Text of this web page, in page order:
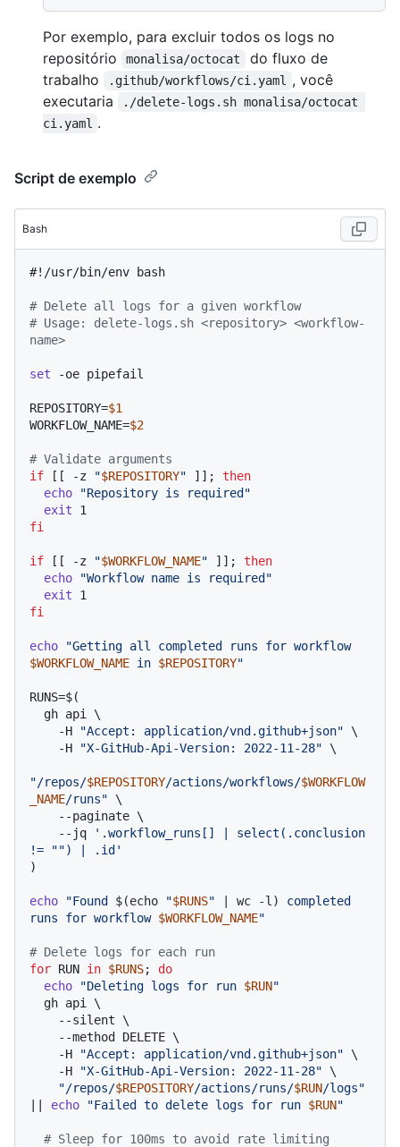
Por exemplo, para excluir todos os logs no
repositório
monalisa/octocat
do fluxo de
trabalho
.github/workflows/ci.yaml
, você
executaria
./delete-logs.sh monalisa/octocat
ci.yaml .
Script de exemplo
Bash
#!/usr/bin/env bash
# Delete all logs for a given workflow
# Usage: delete-logs.sh <repository> <workflow-
name>
set -oe pipefail
REPOSITORY=$1
WORKFLOW_NAME=$2
# Validate arguments
if [[ -z "$REPOSITORY" ]]; then
echo
"Repository is required"
exit
fi
if [[ -z "$WORKFLOW_NAME" ]]; then
echo
"Workflow name is required"
exit
fi
echo
"Getting all completed runs for workflow
$WORKFLOW_NAME in $REPOSITORY"
RUNS=$(
    -H
"Accept: application/vnd.github+json" \
    -H
"X-GitHub-Api-Version: 2022-11-28" \
"/repos/$REPOSITORY/actions/workflows/$WORKFLOW
_NAME/runs" \
    --jq
'.workflow_runs[] | select(.conclusion
!= "") | .id'
)
echo "Found $(echo "$RUNS" | wc -l)
completed
runs for workflow $WORKFLOW_NAME"
# Delete logs for each run
for RUN in $RUNS; do
echo
"Deleting logs for run $RUN"
    -H
"Accept: application/vnd.github+json" \
    -H
"X-GitHub-Api-Version: 2022-11-28" \
"/repos/$REPOSITORY/actions/runs/$RUN/logs"
echo "Failed to delete logs for run $RUN"
# Sleep for 100ms to avoid rate limiting